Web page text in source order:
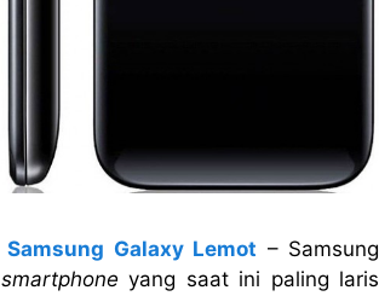
Galaxy Lemot – Samsung
smartphone yang saat ini paling laris